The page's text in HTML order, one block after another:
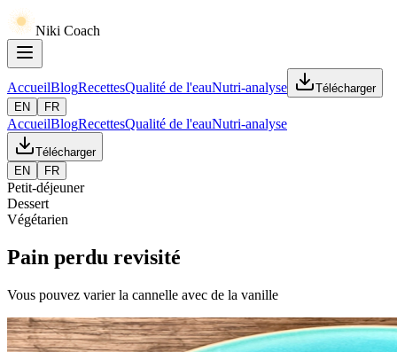
Niki Coach
AccueilBlogRecettesQualité de l'eauNutri-analyse
Télécharger
EN
FR
AccueilBlogRecettesQualité de l'eauNutri-analyse
Télécharger
EN
FR
Petit-déjeuner
Dessert
Végétarien
Pain perdu revisité
Vous pouvez varier la cannelle avec de la vanille